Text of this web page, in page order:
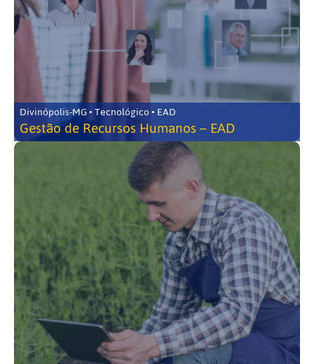
Divinópolis-MG • Tecnológico • EAD
Gestão de Recursos Humanos – EAD